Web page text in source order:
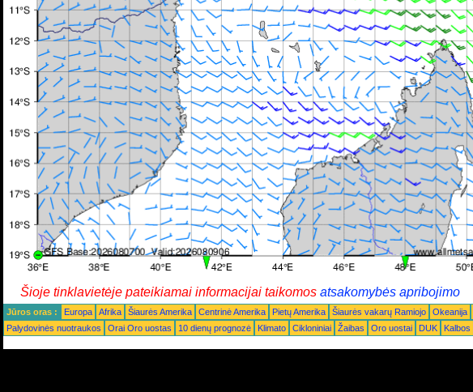
Šioje tinklavietėje pateikiamai informacijai taikomos atsakomybės apribojimo
Jūros oras : Europa Afrika Šiaurės Amerika Centrinė Amerika Pietų Amerika Šiaurės vakarų Ramiojo Okeanija
Palydovinės nuotraukos
Orai Oro uostas 10 dienų prognozė Klimato Cikloniniai Žaibas Oro uostai DUK Kalbos